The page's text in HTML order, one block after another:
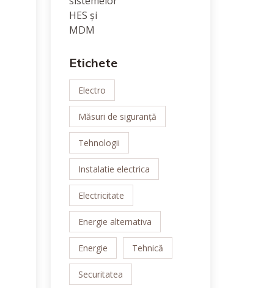
Etichete
Electro
Măsuri de siguranță
Tehnologii
Instalatie electrica
Electricitate
Energie alternativa
Energie Tehnică
Securitatea